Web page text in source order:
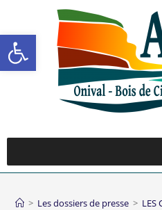
Ouvrir la barre
> Les dossiers de presse > LES